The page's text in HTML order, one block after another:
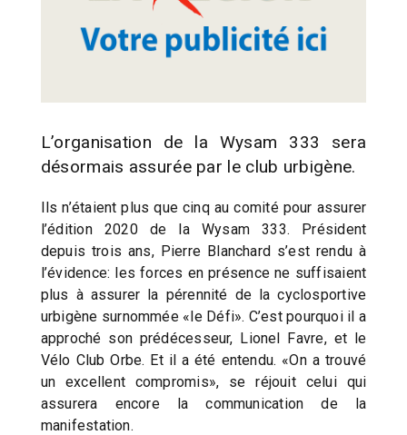
L’organisation de la Wysam 333 sera
désormais assurée par le club urbigène.
Ils n’étaient plus que cinq au comité pour assurer
l’édition 2020 de la Wysam 333. Président
depuis trois ans, Pierre Blanchard s’est rendu à
l’évidence: les forces en présence ne suffisaient
plus à assurer la pérennité de la cyclosportive
urbigène surnommée «le Défi». C’est pourquoi il a
approché son prédécesseur, Lionel Favre, et le
Vélo Club Orbe. Et il a été entendu. «On a trouvé
un excellent compromis», se réjouit celui qui
assurera encore la communication de la
manifestation.